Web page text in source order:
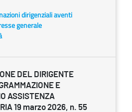
dirigenziali aventi
generale
DEL DIRIGENTE
E
ASSISTENZA
19 marzo 2026, n. 55